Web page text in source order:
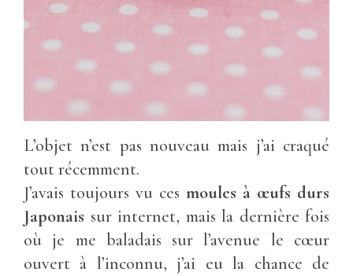
L’objet n’est pas nouveau mais j’ai craqué
tout récemment.
J’avais toujours vu ces moules à œufs durs
Japonais sur internet, mais la dernière fois
où je me baladais sur l’avenue le cœur
ouvert à l’inconnu, j’ai eu la chance de